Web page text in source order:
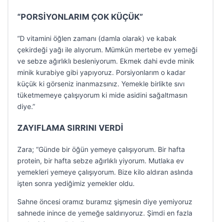
“PORSİYONLARIM ÇOK KÜÇÜK”
“D vitamini öğlen zamanı (damla olarak) ve kabak
çekirdeği yağı ile alıyorum. Mümkün mertebe ev yemeği
ve sebze ağırlıklı besleniyorum. Ekmek dahi evde minik
minik kurabiye gibi yapıyoruz. Porsiyonlarım o kadar
küçük ki görseniz inanmazsınız. Yemekle birlikte sıvı
tüketmemeye çalışıyorum ki mide asidini sağaltmasın
diye.”
ZAYIFLAMA SIRRINI VERDİ
Zara; “Günde bir öğün yemeye çalışıyorum. Bir hafta
protein, bir hafta sebze ağırlıklı yiyorum. Mutlaka ev
yemekleri yemeye çalışıyorum. Bize kilo aldıran aslında
işten sonra yediğimiz yemekler oldu.
Sahne öncesi oramız buramız şişmesin diye yemiyoruz
sahnede inince de yemeğe saldırıyoruz. Şimdi en fazla